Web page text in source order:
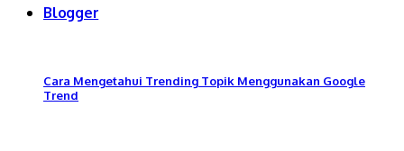
Blogger
Cara Mengetahui Trending Topik Menggunakan Google
Trend